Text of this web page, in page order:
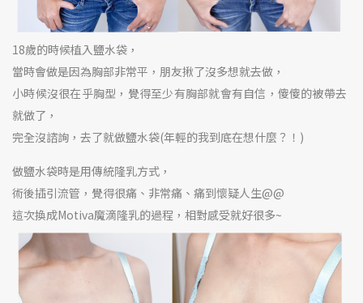
18歲的時候植入鹽水袋，
當時會做是因為胸部非常平，朋友揪了沒多想就去做，
小時候沒很在乎胸型，覺得至少有胸部就會有自信，傻傻的被帶去
就做了，
完全沒諮詢，去了就做鹽水袋(年輕的我到底在想什麼？！)
做鹽水袋時是用傳統隆乳方式，
術後插引流管，覺得很痛、非常痛、痛到懷疑人生@@
這次換成Motiva魔滴隆乳的過程，相對感受就好很多~